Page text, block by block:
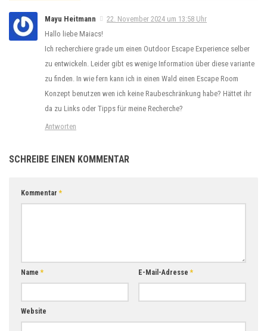
Mayu Heitmann
22. November 2024 um 13:58 Uhr
Hallo liebe Maiacs!
Ich recherchiere grade um einen Outdoor Escape Experience selber
zu entwickeln. Leider gibt es wenige Information über diese variante
zu finden. In wie fern kann ich in einen Wald einen Escape Room
Konzept benutzen wen ich keine Raubeschränkung habe? Hättet ihr
da zu Links oder Tipps für meine Recherche?
Antworten
SCHREIBE EINEN KOMMENTAR
Kommentar*
Name* E-Mail-Adresse*
Website